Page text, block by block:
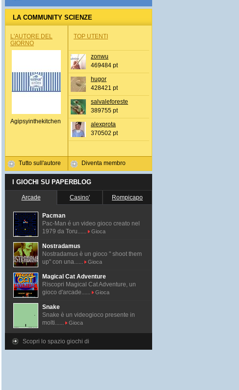
LA COMMUNITY SCIENZE
L'AUTORE DEL
GIORNO
Agipsyinthekitchen
Tutto sull'autore
TOP UTENTI
zonwu
469484 pt
hugor
428421 pt
salvaleforeste
389755 pt
alexprota
370502 pt
Diventa membro
I GIOCHI SU PAPERBLOG
Arcade Casino' Rompicapo
Pacman
Pac-Man é un video gioco creato nel
1979 da Toru......
Gioca
Nostradamus
Nostradamus è un gioco " shoot them
up" con una......
Gioca
Magical Cat Adventure
Riscopri Magical Cat Adventure, un
gioco d'arcade......
Gioca
Snake
Snake è un videogioco presente in
molti......
Gioca
Scopri lo spazio giochi di